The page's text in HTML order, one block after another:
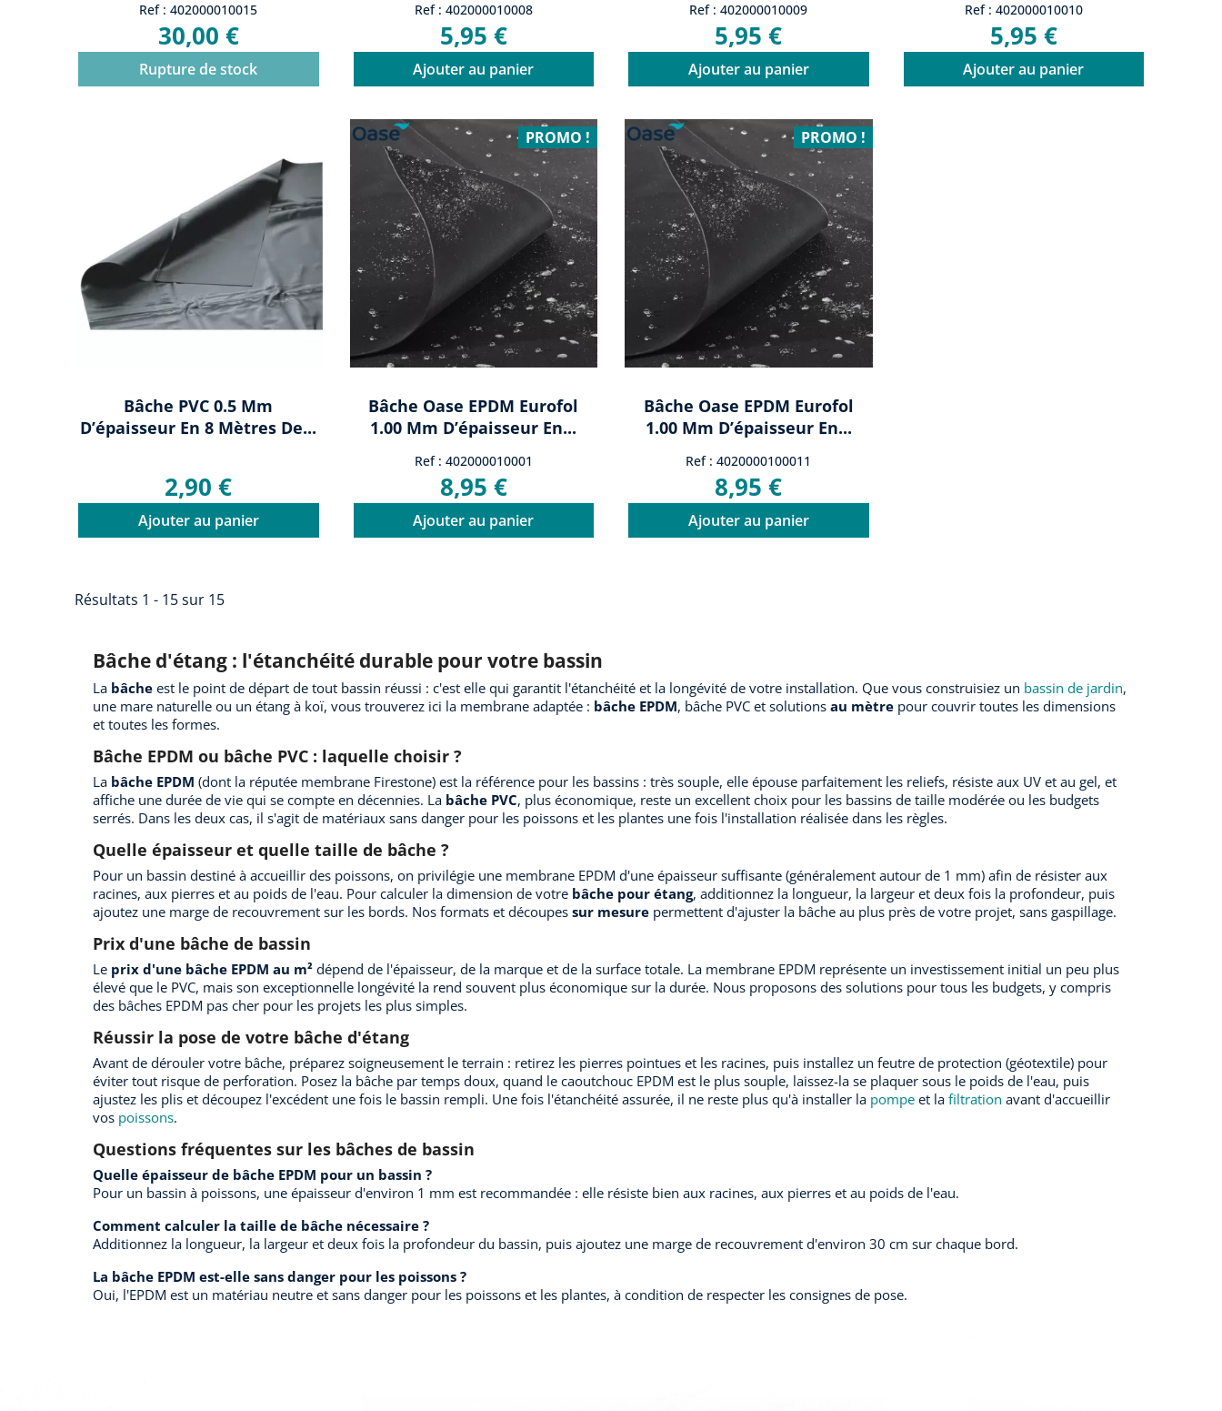
Ref : 402000010015
30,00 €
Rupture de stock
Ref : 402000010008
5,95 €
Ajouter au panier
Ref : 402000010009
5,95 €
Ajouter au panier
Ref : 402000010010
5,95 €
Ajouter au panier
Bâche PVC 0.5 Mm
D’épaisseur En 8 Mètres De...
2,90 €
Ajouter au panier
Bâche Oase EPDM Eurofol
1.00 Mm D’épaisseur En...
Ref : 402000010001
8,95 €
Ajouter au panier
PROMO !
Bâche Oase EPDM Eurofol
1.00 Mm D’épaisseur En...
Ref : 4020000100011
8,95 €
Ajouter au panier
PROMO !
Résultats 1 - 15 sur 15
Bâche d'étang : l'étanchéité durable pour votre bassin
La bâche est le point de départ de tout bassin réussi : c'est elle qui garantit l'étanchéité et la longévité de votre installation. Que vous construisiez un bassin de jardin,
une mare naturelle ou un étang à koï, vous trouverez ici la membrane adaptée : bâche EPDM, bâche PVC et solutions au mètre pour couvrir toutes les dimensions
et toutes les formes.
Bâche EPDM ou bâche PVC : laquelle choisir ?
La bâche EPDM (dont la réputée membrane Firestone) est la référence pour les bassins : très souple, elle épouse parfaitement les reliefs, résiste aux UV et au gel, et
affiche une durée de vie qui se compte en décennies. La bâche PVC, plus économique, reste un excellent choix pour les bassins de taille modérée ou les budgets
serrés. Dans les deux cas, il s'agit de matériaux sans danger pour les poissons et les plantes une fois l'installation réalisée dans les règles.
Quelle épaisseur et quelle taille de bâche ?
Pour un bassin destiné à accueillir des poissons, on privilégie une membrane EPDM d'une épaisseur suffisante (généralement autour de 1 mm) afin de résister aux
racines, aux pierres et au poids de l'eau. Pour calculer la dimension de votre bâche pour étang, additionnez la longueur, la largeur et deux fois la profondeur, puis
ajoutez une marge de recouvrement sur les bords. Nos formats et découpes sur mesure permettent d'ajuster la bâche au plus près de votre projet, sans gaspillage.
Prix d'une bâche de bassin
Le prix d'une bâche EPDM au m² dépend de l'épaisseur, de la marque et de la surface totale. La membrane EPDM représente un investissement initial un peu plus
élevé que le PVC, mais son exceptionnelle longévité la rend souvent plus économique sur la durée. Nous proposons des solutions pour tous les budgets, y compris
des bâches EPDM pas cher pour les projets les plus simples.
Réussir la pose de votre bâche d'étang
Avant de dérouler votre bâche, préparez soigneusement le terrain : retirez les pierres pointues et les racines, puis installez un feutre de protection (géotextile) pour
éviter tout risque de perforation. Posez la bâche par temps doux, quand le caoutchouc EPDM est le plus souple, laissez-la se plaquer sous le poids de l'eau, puis
ajustez les plis et découpez l'excédent une fois le bassin rempli. Une fois l'étanchéité assurée, il ne reste plus qu'à installer la pompe et la filtration avant d'accueillir
vos poissons.
Questions fréquentes sur les bâches de bassin
Quelle épaisseur de bâche EPDM pour un bassin ?
Pour un bassin à poissons, une épaisseur d'environ 1 mm est recommandée : elle résiste bien aux racines, aux pierres et au poids de l'eau.
Comment calculer la taille de bâche nécessaire ?
Additionnez la longueur, la largeur et deux fois la profondeur du bassin, puis ajoutez une marge de recouvrement d'environ 30 cm sur chaque bord.
La bâche EPDM est-elle sans danger pour les poissons ?
Oui, l'EPDM est un matériau neutre et sans danger pour les poissons et les plantes, à condition de respecter les consignes de pose.